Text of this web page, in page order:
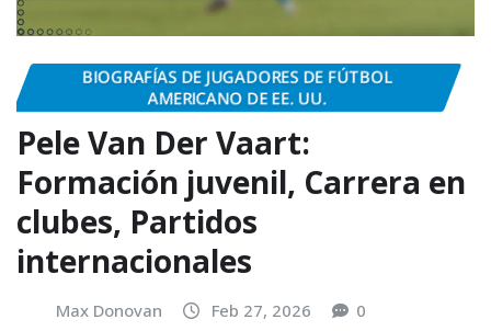
BIOGRAFÍAS DE JUGADORES DE FÚTBOL
AMERICANO DE EE. UU.
Pele Van Der Vaart:
Formación juvenil, Carrera en
clubes, Partidos
internacionales
Max Donovan Feb 27, 2026 0